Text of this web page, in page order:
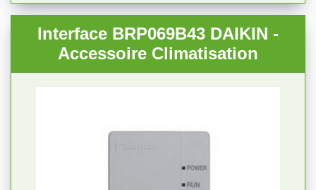
Interface BRP069B43 DAIKIN -
Accessoire Climatisation